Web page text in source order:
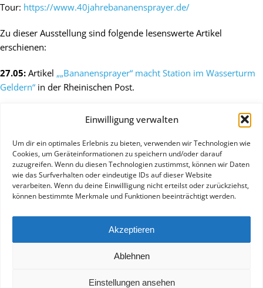
Einwilligung verwalten
Um dir ein optimales Erlebnis zu bieten, verwenden wir Technologien wie
Cookies, um Geräteinformationen zu speichern und/oder darauf
zuzugreifen. Wenn du diesen Technologien zustimmst, können wir Daten
wie das Surfverhalten oder eindeutige IDs auf dieser Website
verarbeiten. Wenn du deine Einwillligung nicht erteilst oder zurückziehst,
können bestimmte Merkmale und Funktionen beeinträchtigt werden.
Akzeptieren
Ablehnen
Einstellungen ansehen
Tour: https://www.40jahrebananensprayer.de/
Zu dieser Ausstellung sind folgende lesenswerte Artikel
erschienen:
27.05:Artikel „„Bananensprayer“ macht Station im Wasserturm
Geldern“in der Rheinischen Post.
„What happens to Banana „Freiheit für die Kunst“
im Gelderner Wasserturm“in den Niederrhein Nachrichten.
Weiteres folgt …
2026 KUHnst-Turm Niederrhein e.V. |